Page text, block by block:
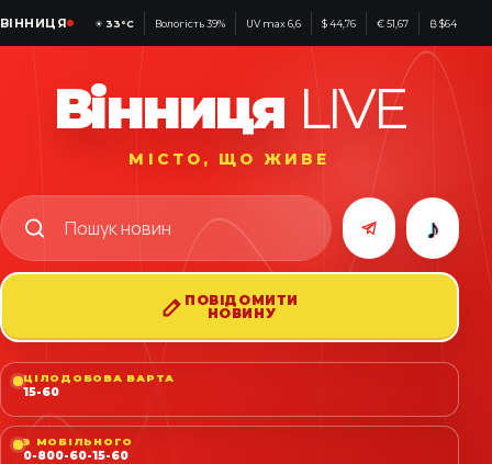
ВІННИЦЯ ☀ 33°C Вологість 39% UV max 6,6 $ 44,76 € 51,67 ₿ $64 635
Вінниця LIVE
МІСТО, ЩО ЖИВЕ
♪
ПОВІДОМИТИ
НОВИНУ
ЦІЛОДОБОВА ВАРТА
15-60
З МОБІЛЬНОГО
0-800-60-15-60